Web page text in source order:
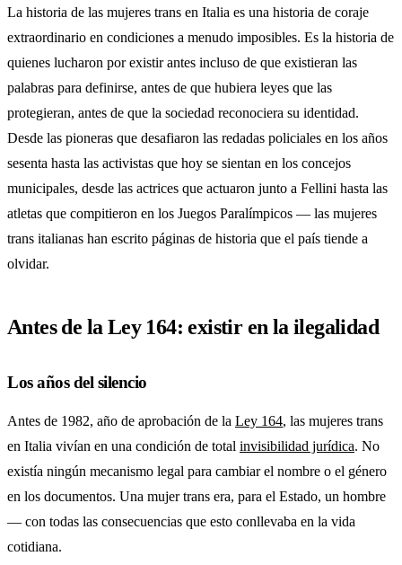
La historia de las mujeres trans en Italia es una historia de coraje
extraordinario en condiciones a menudo imposibles. Es la historia de
quienes lucharon por existir antes incluso de que existieran las
palabras para definirse, antes de que hubiera leyes que las
protegieran, antes de que la sociedad reconociera su identidad.
Desde las pioneras que desafiaron las redadas policiales en los años
sesenta hasta las activistas que hoy se sientan en los concejos
municipales, desde las actrices que actuaron junto a Fellini hasta las
atletas que compitieron en los Juegos Paralímpicos — las mujeres
trans italianas han escrito páginas de historia que el país tiende a
olvidar.
Antes de la Ley 164: existir en la ilegalidad
Los años del silencio
Antes de 1982, año de aprobación de la Ley 164, las mujeres trans
en Italia vivían en una condición de total invisibilidad jurídica. No
existía ningún mecanismo legal para cambiar el nombre o el género
en los documentos. Una mujer trans era, para el Estado, un hombre
— con todas las consecuencias que esto conllevaba en la vida
cotidiana.